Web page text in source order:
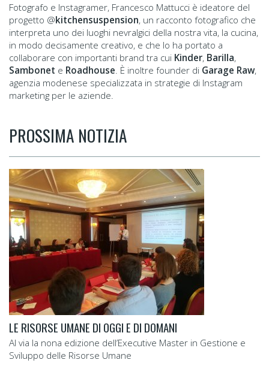
Fotografo e Instagramer, Francesco Mattucci è ideatore del
progetto @kitchensuspension, un racconto fotografico che
interpreta uno dei luoghi nevralgici della nostra vita, la cucina,
in modo decisamente creativo, e che lo ha portato a
collaborare con importanti brand tra cui Kinder, Barilla,
Sambonet e Roadhouse . È inoltre founder di Garage Raw,
agenzia modenese specializzata in strategie di Instagram
marketing per le aziende.
PROSSIMA NOTIZIA
LE RISORSE UMANE DI OGGI E DI DOMANI
Al via la nona edizione dell’Executive Master in Gestione e
Sviluppo delle Risorse Umane